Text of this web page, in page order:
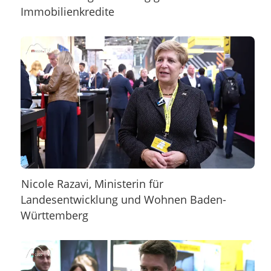
Immobilienkredite
Nicole Razavi, Ministerin für
Landesentwicklung und Wohnen Baden-
Württemberg